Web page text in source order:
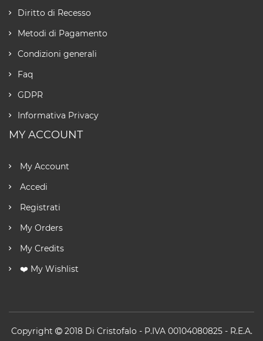
Diritto di Recesso
Metodi di Pagamento
Condizioni generali
Faq
GDPR
Informativa Privacy
MY ACCOUNT
My Account
Accedi
Registrati
My Orders
My Credits
❤️ My Wishlist
Copyright 2018 Di Cristofalo - P.IVA 00104080825 - R.E.A.